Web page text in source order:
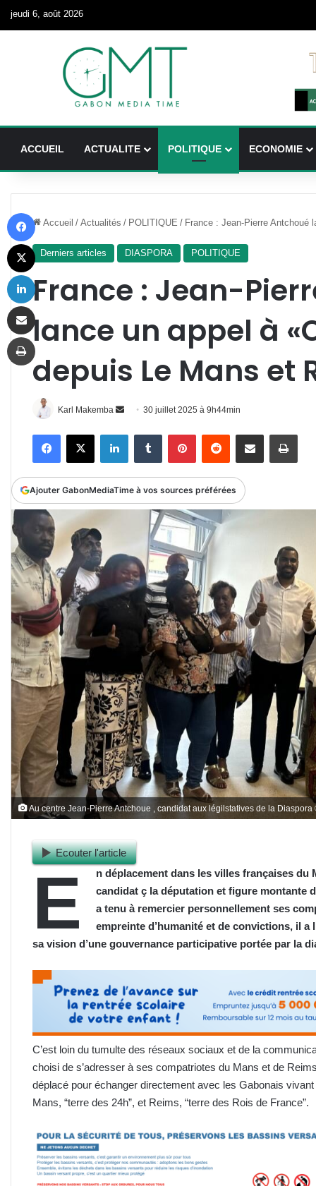
jeudi 6, août 2026
ACCUEIL ACTUALITE POLITIQUE ECONOMIE
Accueil / Actualités / POLITIQUE / France : Jean-Pierre Antchoué
Derniers articles DIASPORA POLITIQUE
France : Jean-
lance un appel à
depuis Le Mans et
Karl Makemba
Envoyer
courriel
30 juillet 2025 à 9h44min
FacebookX LinkedinTumblr PinterestReddit Partager par email
Ajouter GabonMediaTime à vos sources préférées
Au centre Jean-Pierre Antchoue , candidat aux légilstatives de la Diaspora
Ecouter l'article
E
n déplacement dans les villes françaises du
candidat ç la députation et figure montante
a tenu à remercier personnellement ses
empreinte d’humanité et de convictions, il
sa vision d’une gouvernance participative portée par la
C’est loin du tumulte des réseaux sociaux et de la
choisi de s’adresser à ses compatriotes du Mans et de
déplacé pour échanger directement avec les Gabonais
Mans, “terre des 24h”, et Reims, “terre des Rois de France”.
X
Imprimer